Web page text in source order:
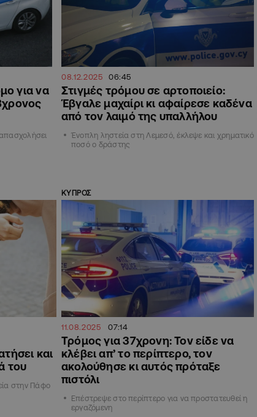
για να
08.12.2025 06:45
Στιγμές τρόμου σε αρτοποιείο:
Έβγαλε μαχαίρι κι αφαίρεσε καδένα
από τον λαιμό της υπαλλήλου
Ένοπλη ληστεία στη Λεμεσό, έκλεψε και χρηματικό
ποσό ο δράστης
και
του
στην Πάφο
ΚΥΠΡΟΣ
11.08.2025 07:14
Τρόμος για 37χρονη: Τον είδε να
κλέβει απ’ το περίπτερο, τον
ακολούθησε κι αυτός πρόταξε
πιστόλι
Επέστρεψε στο περίπτερο για να προστατευθεί η
εργαζόμενη